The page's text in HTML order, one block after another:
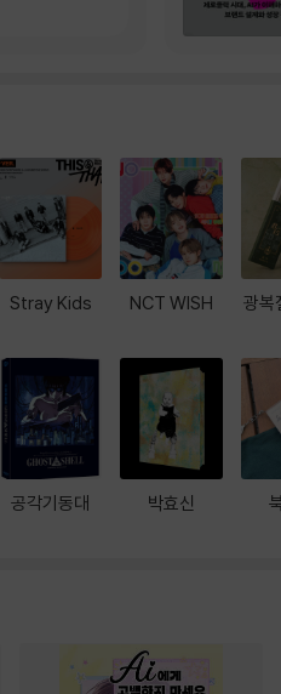
Stray Kids
공각기동대
NCT WISH
박효신
광복